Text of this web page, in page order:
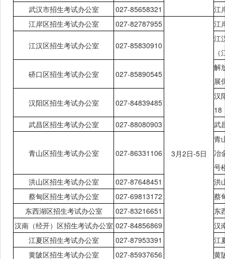
武汉市招生考试办公室
027-85658321
江
江岸区招生考试办公室
027-82787955
3月2日-5日
江
江汉区招生考试办公室 027-85830910
江
硚口区招生考试办公室 027-85890545
解
展
汉阳区招生考试办公室 027-84839485
汉
18
武昌区招生考试办公室
027-88080903 武
青山区招生考试办公室 027-86331106
青
冶
号
洪山区招生考试办公室
027-87648451
洪
蔡甸区招生考试办公室
027-69813172
蔡
东西湖区招生考试办公室
027-83216651
东
汉南（经开）区招生考试办公室 027-84856869
汉
江夏区招生考试办公室
027-87953391
江
黄陂区招生考试办公室
027-85937656
黄